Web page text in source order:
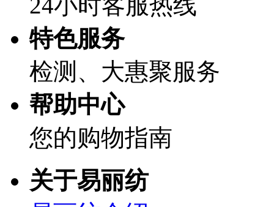
特色服务
检测、大惠聚服务
帮助中心
您的购物指南
关于易丽纺